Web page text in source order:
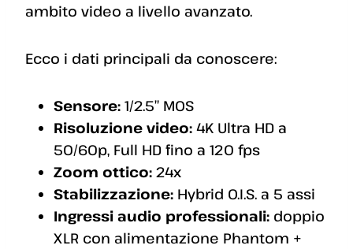
ambito video a livello avanzato.
Ecco i dati principali da conoscere:
Sensore: 1/2.5″ MOS
Risoluzione video: 4K Ultra HD a
50/60p, Full HD fino a 120 fps
Zoom ottico: 24x
Stabilizzazione: Hybrid O.I.S. a 5 assi
Ingressi audio professionali: doppio
XLR con alimentazione Phantom +